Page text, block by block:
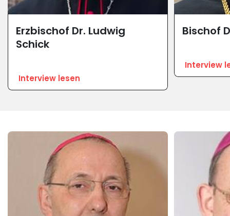
Erzbischof Dr. Ludwig
Schick
Interview lesen
Bischof
Interview